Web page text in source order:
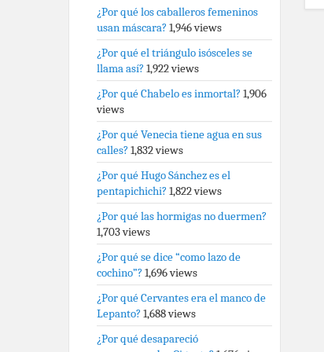
¿Por qué los caballeros femeninos
usan máscara? 1,946 views
¿Por qué el triángulo isósceles se
llama así? 1,922 views
¿Por qué Chabelo es inmortal? 1,906
views
¿Por qué Venecia tiene agua en sus
calles? 1,832 views
¿Por qué Hugo Sánchez es el
pentapichichi? 1,822 views
¿Por qué las hormigas no duermen?
1,703 views
¿Por qué se dice “como lazo de
cochino”? 1,696 views
¿Por qué Cervantes era el manco de
Lepanto? 1,688 views
¿Por qué desapareció